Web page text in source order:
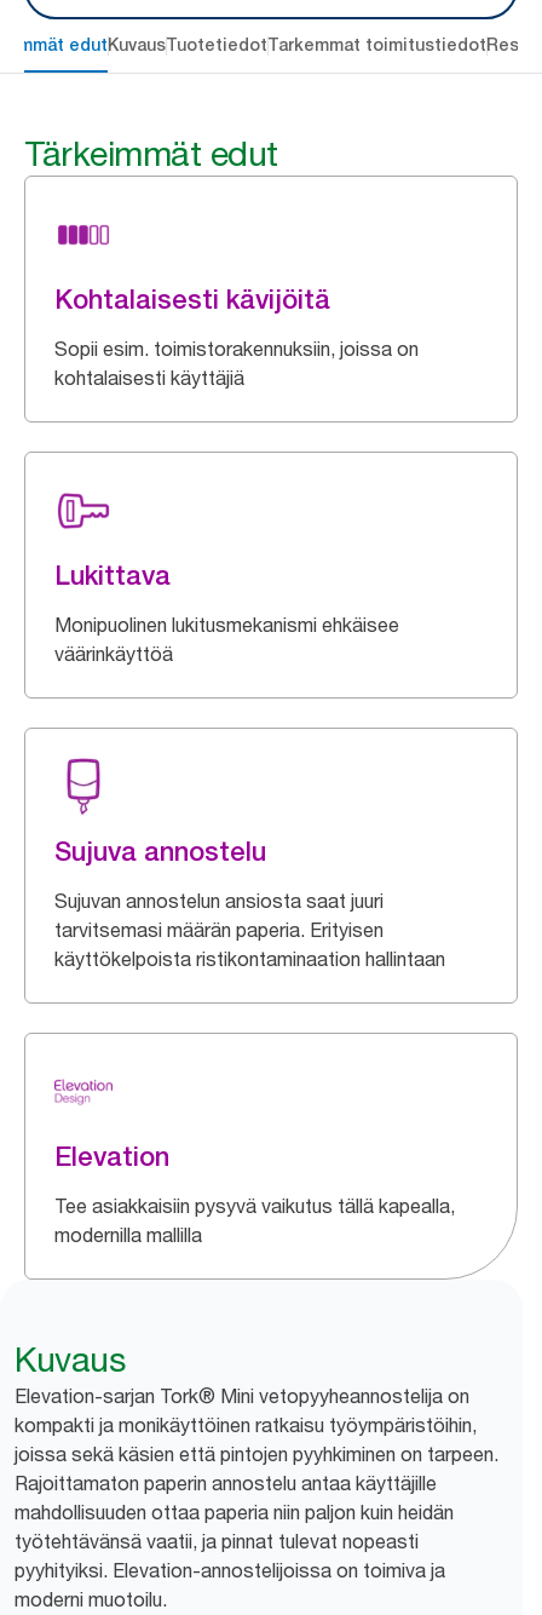
edutKuvausTuotetiedotTarkemmat toimitustiedot
Tärkeimmät edut
Kohtalaisesti kävijöitä
Sopii esim. toimistorakennuksiin, joissa on
kohtalaisesti käyttäjiä
Lukittava
Monipuolinen lukitusmekanismi ehkäisee
väärinkäyttöä
Sujuva annostelu
Sujuvan annostelun ansiosta saat juuri
tarvitsemasi määrän paperia. Erityisen
käyttökelpoista ristikontaminaation hallintaan
Elevation
Tee asiakkaisiin pysyvä vaikutus tällä kapealla,
modernilla mallilla
Kuvaus
Elevation-sarjan Tork® Mini vetopyyheannostelija on
kompakti ja monikäyttöinen ratkaisu työympäristöihin,
joissa sekä käsien että pintojen pyyhkiminen on tarpeen.
Rajoittamaton paperin annostelu antaa käyttäjille
mahdollisuuden ottaa paperia niin paljon kuin heidän
työtehtävänsä vaatii, ja pinnat tulevat nopeasti
pyyhityiksi. Elevation-annostelijoissa on toimiva ja
moderni muotoilu.